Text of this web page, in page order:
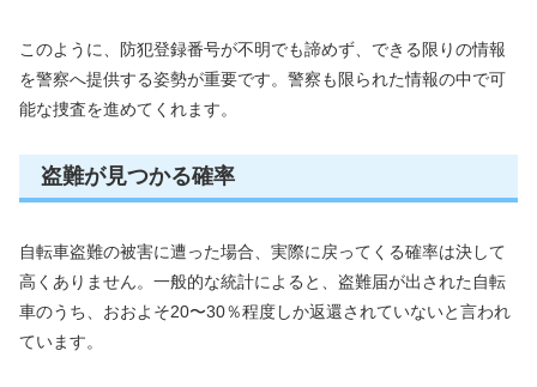
このように、防犯登録番号が不明でも諦めず、できる限りの情報
を警察へ提供する姿勢が重要です。警察も限られた情報の中で可
能な捜査を進めてくれます。
盗難が見つかる確率
自転車盗難の被害に遭った場合、実際に戻ってくる確率は決して
高くありません。一般的な統計によると、盗難届が出された自転
車のうち、おおよそ20〜30％程度しか返還されていないと言われ
ています。